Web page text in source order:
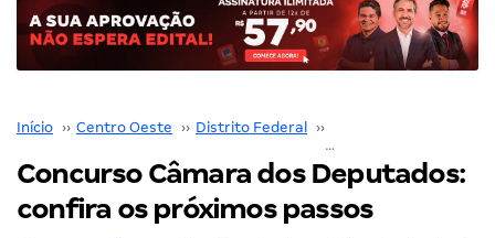
Início ›› Centro Oeste ›› Distrito Federal ››
Concurso Câmara dos Deputados:
confira os próximos passos